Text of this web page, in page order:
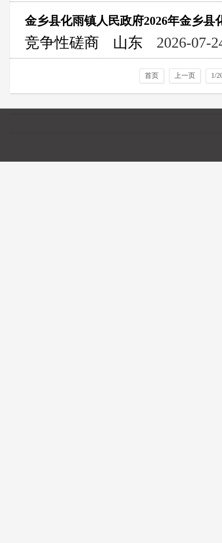
竞争性磋商 山东 2026-07-
首页 上一页 1/